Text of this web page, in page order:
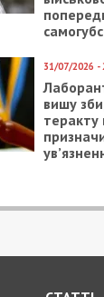
31/07/2026 -
вишу
теракту